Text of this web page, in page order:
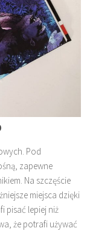
Pod
zapewne
Na szczęście
miejsca dzięki
pisać lepiej niż
że potrafi używać